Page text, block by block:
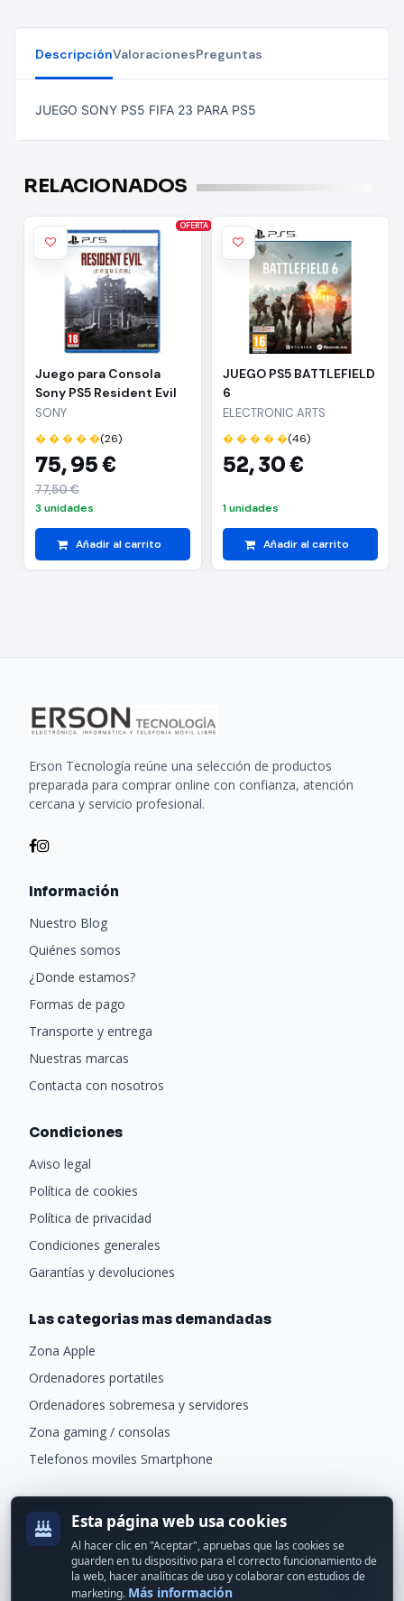
DescripciónValoracionesPreguntas
JUEGO SONY PS5 FIFA 23 PARA PS5
RELACIONADOS
Juego para Consola
Sony PS5 Resident Evil
Requiem
SONY
� � � � �(26)
75,95 €
77,50 €
3 unidades
Añadir al carrito
OFERTA
JUEGO PS5 BATTLEFIELD
6
ELECTRONIC ARTS
� � � � �(46)
52,30 €
1 unidades
Añadir al carrito
Erson Tecnología reúne una selección de productos
preparada para comprar online con confianza, atención
cercana y servicio profesional.
Información
Nuestro Blog
Quiénes somos
¿Donde estamos?
Formas de pago
Transporte y entrega
Nuestras marcas
Contacta con nosotros
Condiciones
Aviso legal
Política de cookies
Política de privacidad
Condiciones generales
Garantías y devoluciones
Las categorias mas demandadas
Zona Apple
Ordenadores portatiles
Ordenadores sobremesa y servidores
Zona gaming / consolas
Telefonos moviles Smartphone
Recibe ofertas exclusivas y novedades.
Esta página web usa cookies
Al hacer clic en "Aceptar", apruebas que las cookies se
guarden en tu dispositivo para el correcto funcionamiento de
la web, hacer analíticas de uso y colaborar con estudios de
marketing. Más información